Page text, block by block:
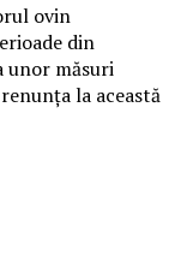
ovin
din
unor măsuri
la această